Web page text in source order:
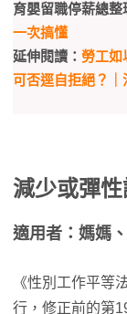
育嬰留職停薪總整
一次搞懂
延伸閱讀： 勞工如
可否逕自拒絕？｜
減少或彈
適用者：媽媽
《性別工作平等
行，修正前的第